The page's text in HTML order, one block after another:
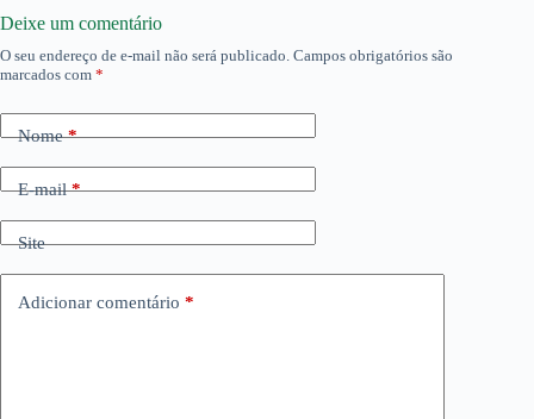
Deixe um comentário
O seu endereço de e-mail não será publicado. Campos obrigatórios são
marcados com *
Nome*
E-mail*
Site
Adicionar comentário *